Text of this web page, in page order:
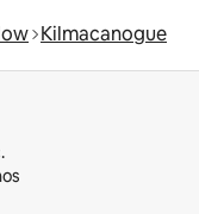
Kilmacanogue